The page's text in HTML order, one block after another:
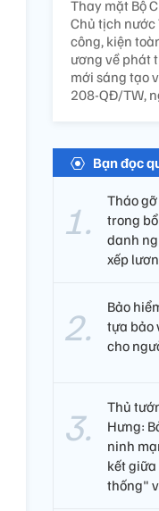
Thay mặt Bộ
Chủ tịch nước
công, kiện
ương về phát
mới sáng tạo
208-QĐ/TW,
Bạn đọc
Tháo
trong
danh
xếp
Bảo
tựa bảo
cho
Thủ
Hưng:
ninh
kết
thống"